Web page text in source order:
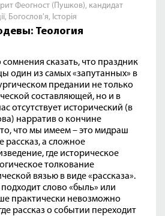
Феогност (Пушков), кандидат
, Богослов'я, Історія
Теология
сказать, что праздник
один из самых «запутанных» в
предании не только
составляющей, но и в
отсутствует исторический (в
нарратив о кончине
что мы имеем – это мидраш
рассказ, а сложное
где историческое
толкование
вязью в виде «рассказа».
слово «быль» или
практически невозможно
рассказ о событии переходит